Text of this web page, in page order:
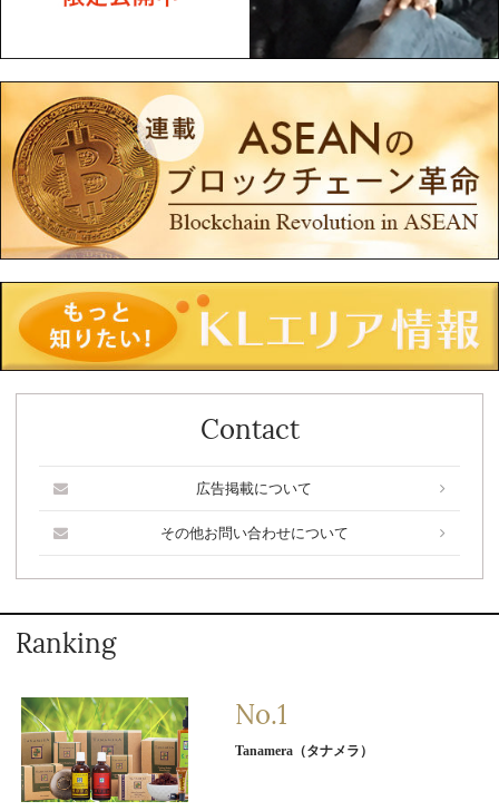
Contact
広告掲載について
その他お問い合わせについて
Ranking
Tanamera（タナメラ）